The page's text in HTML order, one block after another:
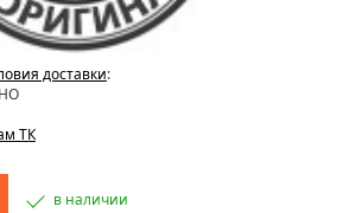
доставки:
ТК
в наличии